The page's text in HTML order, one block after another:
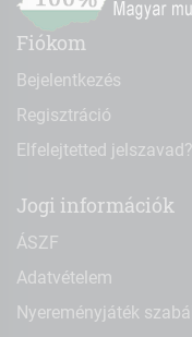
Fiókom
Bejelentkezés
Regisztráció
Elfelejtetted jelszavad?
Jogi információk
ÁSZF
Adatvételem
Nyereményjáték